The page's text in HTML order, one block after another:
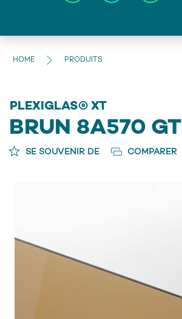
HOME PRODUITS
PLEXIGLAS® XT
BRUN 8A570 GT
SE SOUVENIR DE COMPARER